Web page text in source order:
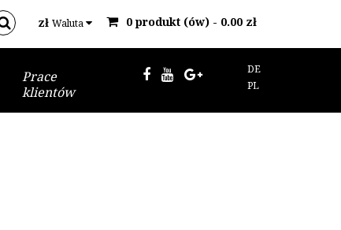
zł Waluta 0 produkt (ów) - 0.00 zł
Prace
klientów
DE
PL